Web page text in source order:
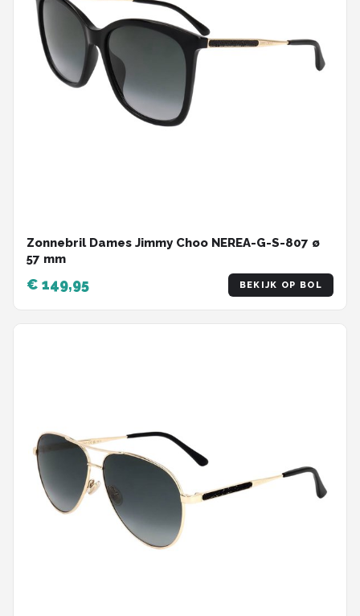
Zonnebril Dames Jimmy Choo NEREA-G-S-807 ø
57 mm
€ 149,95 BEKIJK OP BOL